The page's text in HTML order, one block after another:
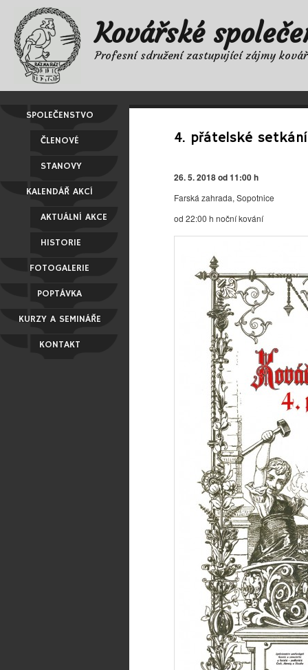
Kovářské
Profesní sdružení zastupující zájmy
SPOLEČENSTVO
ČLENOVÉ
STANOVY
KALENDÁŘ AKCÍ
AKTUÁLNÍ AKCE
HISTORIE
FOTOGALERIE
POPTÁVKA
KURZY A SEMINÁŘE
KONTAKT
4. přátelské
26. 5. 2018 od 11:00 h
Farská zahrada, Sopotnice
od 22:00 h noční kování